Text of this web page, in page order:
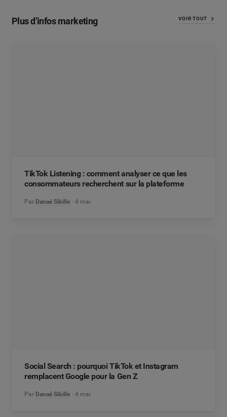
Plus d’infos marketing VOIR TOUT
TikTok Listening : comment analyser ce que les
consommateurs recherchent sur la plateforme
Par Danaé Sibille 4 mai
Social Search : pourquoi TikTok et Instagram
remplacent Google pour la Gen Z
Par Danaé Sibille 4 mai